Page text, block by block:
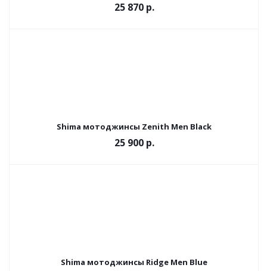
25 870 р.
Shima мотоджинсы Zenith Men Black
25 900 р.
Shima мотоджинсы Ridge Men Blue